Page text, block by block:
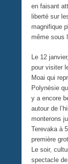
en faisant
liberté sur
magnifique
même sous
Le 12
pour visiter
Moai qui
Polynésie
y a encore
autour de
monterons
Terevaka à
première
Le soir,
spectacle